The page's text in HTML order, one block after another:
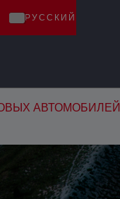
РУССКИЙ
АВТОМОБИЛЕЙ